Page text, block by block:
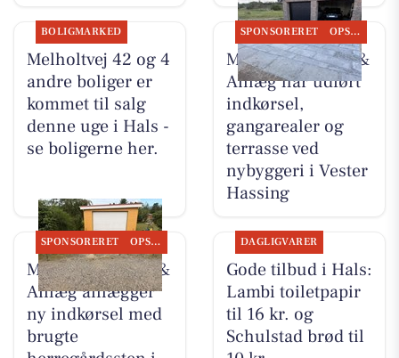
BOLIGMARKED
Melholtvej 42 og 4
andre boliger er
kommet til salg
denne uge i Hals -
se boligerne her.
SPONSORERET OPSLAGSTAVLEN
MB Entreprenør &
Anlæg har udført
indkørsel,
gangarealer og
terrasse ved
nybyggeri i Vester
Hassing
SPONSORERET OPSLAGSTAVLEN
MB Entreprenør &
Anlæg anlægger
ny indkørsel med
brugte
DAGLIGVARER
Gode tilbud i Hals:
Lambi toiletpapir
til 16 kr. og
Schulstad brød til